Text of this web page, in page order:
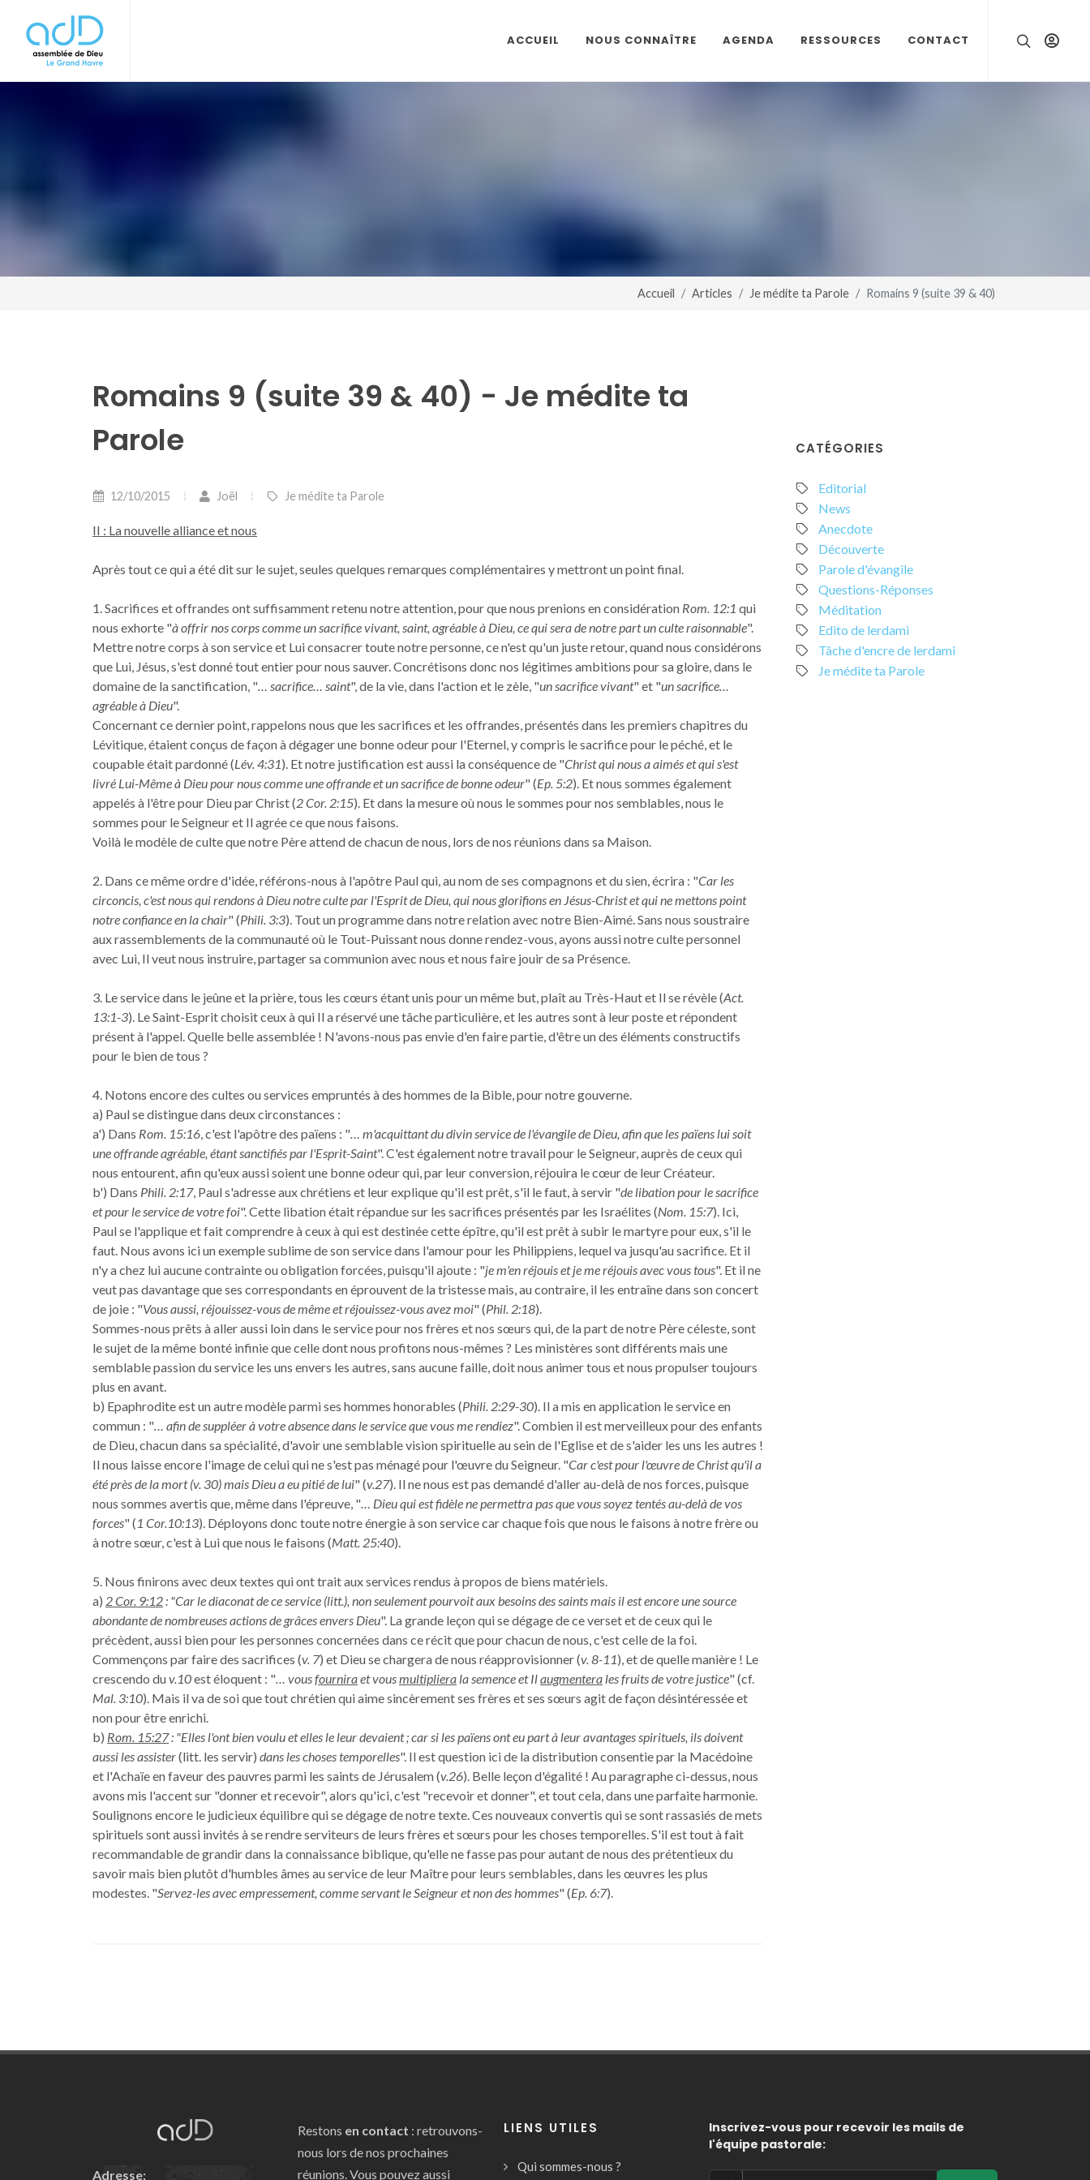
ACCUEIL NOUS CONNAÎTRE AGENDA RESSOURCES CONTACT
Accueil Articles Je médite ta Parole Romains 9 (suite 39 & 40)
Romains 9 (suite 39 & 40) - Je médite ta
Parole
12/10/2015 Joël Je médite ta Parole
II : La nouvelle alliance et nous
Après tout ce qui a été dit sur le sujet, seules quelques remarques complémentaires y mettront un point final.
1. Sacrifices et offrandes ont suffisamment retenu notre attention, pour que nous prenions en considération Rom. 12:1 qui
nous exhorte "à offrir nos corps comme un sacrifice vivant, saint, agréable à Dieu, ce qui sera de notre part un culte raisonnable".
Mettre notre corps à son service et Lui consacrer toute notre personne, ce n'est qu'un juste retour, quand nous considérons
que Lui, Jésus, s'est donné tout entier pour nous sauver. Concrétisons donc nos légitimes ambitions pour sa gloire, dans le
domaine de la sanctification, "… sacrifice… saint", de la vie, dans l'action et le zèle, "un sacrifice vivant" et "un sacrifice…
agréable à Dieu".
Concernant ce dernier point, rappelons nous que les sacrifices et les offrandes, présentés dans les premiers chapitres du
Lévitique, étaient conçus de façon à dégager une bonne odeur pour l'Eternel, y compris le sacrifice pour le péché, et le
coupable était pardonné (Lév. 4:31). Et notre justification est aussi la conséquence de "Christ qui nous a aimés et qui s'est
livré Lui-Même à Dieu pour nous comme une offrande et un sacrifice de bonne odeur" (Ep. 5:2). Et nous sommes également
appelés à l'être pour Dieu par Christ (2 Cor. 2:15). Et dans la mesure où nous le sommes pour nos semblables, nous le
sommes pour le Seigneur et Il agrée ce que nous faisons.
Voilà le modèle de culte que notre Père attend de chacun de nous, lors de nos réunions dans sa Maison.
2. Dans ce même ordre d'idée, référons-nous à l'apôtre Paul qui, au nom de ses compagnons et du sien, écrira : "Car les
circoncis, c'est nous qui rendons à Dieu notre culte par l'Esprit de Dieu, qui nous glorifions en Jésus-Christ et qui ne mettons point
notre confiance en la chair" (Phili. 3:3). Tout un programme dans notre relation avec notre Bien-Aimé. Sans nous soustraire
aux rassemblements de la communauté où le Tout-Puissant nous donne rendez-vous, ayons aussi notre culte personnel
avec Lui, Il veut nous instruire, partager sa communion avec nous et nous faire jouir de sa Présence.
3. Le service dans le jeûne et la prière, tous les cœurs étant unis pour un même but, plaît au Très-Haut et Il se révèle (Act.
13:1-3). Le Saint-Esprit choisit ceux à qui Il a réservé une tâche particulière, et les autres sont à leur poste et répondent
présent à l'appel. Quelle belle assemblée ! N'avons-nous pas envie d'en faire partie, d'être un des éléments constructifs
pour le bien de tous ?
4. Notons encore des cultes ou services empruntés à des hommes de la Bible, pour notre gouverne.
a) Paul se distingue dans deux circonstances :
a') Dans Rom. 15:16, c'est l'apôtre des païens : "… m'acquittant du divin service de l'évangile de Dieu, afin que les païens lui soit
une offrande agréable, étant sanctifiés par l'Esprit-Saint". C'est également notre travail pour le Seigneur, auprès de ceux qui
nous entourent, afin qu'eux aussi soient une bonne odeur qui, par leur conversion, réjouira le cœur de leur Créateur.
b') Dans Phili. 2:17, Paul s'adresse aux chrétiens et leur explique qu'il est prêt, s'il le faut, à servir "de libation pour le sacrifice
et pour le service de votre foi". Cette libation était répandue sur les sacrifices présentés par les Israélites (Nom. 15:7). Ici,
Paul se l'applique et fait comprendre à ceux à qui est destinée cette épître, qu'il est prêt à subir le martyre pour eux, s'il le
faut. Nous avons ici un exemple sublime de son service dans l'amour pour les Philippiens, lequel va jusqu'au sacrifice. Et il
n'y a chez lui aucune contrainte ou obligation forcées, puisqu'il ajoute : "je m'en réjouis et je me réjouis avec vous tous". Et il ne
veut pas davantage que ses correspondants en éprouvent de la tristesse mais, au contraire, il les entraîne dans son concert
de joie : "Vous aussi, réjouissez-vous de même et réjouissez-vous avez moi" (Phil. 2:18).
Sommes-nous prêts à aller aussi loin dans le service pour nos frères et nos sœurs qui, de la part de notre Père céleste, sont
le sujet de la même bonté infinie que celle dont nous profitons nous-mêmes ? Les ministères sont différents mais une
semblable passion du service les uns envers les autres, sans aucune faille, doit nous animer tous et nous propulser toujours
plus en avant.
b) Epaphrodite est un autre modèle parmi ses hommes honorables (Phili. 2:29-30). Il a mis en application le service en
commun : "… afin de suppléer à votre absence dans le service que vous me rendiez". Combien il est merveilleux pour des enfants
de Dieu, chacun dans sa spécialité, d'avoir une semblable vision spirituelle au sein de l'Eglise et de s'aider les uns les autres !
Il nous laisse encore l'image de celui qui ne s'est pas ménagé pour l'œuvre du Seigneur. "Car c'est pour l'œuvre de Christ qu'il a
été près de la mort (v. 30) mais Dieu a eu pitié de lui" (v.27). Il ne nous est pas demandé d'aller au-delà de nos forces, puisque
nous sommes avertis que, même dans l'épreuve, "… Dieu qui est fidèle ne permettra pas que vous soyez tentés au-delà de vos
forces" (1 Cor.10:13). Déployons donc toute notre énergie à son service car chaque fois que nous le faisons à notre frère ou
à notre sœur, c'est à Lui que nous le faisons (Matt. 25:40).
5. Nous finirons avec deux textes qui ont trait aux services rendus à propos de biens matériels.
a) 2 Cor. 9:12: "Car le diaconat de ce service (litt.), non seulement pourvoit aux besoins des saints mais il est encore une source
abondante de nombreuses actions de grâces envers Dieu". La grande leçon qui se dégage de ce verset et de ceux qui le
précèdent, aussi bien pour les personnes concernées dans ce récit que pour chacun de nous, c'est celle de la foi.
Commençons par faire des sacrifices (v. 7) et Dieu se chargera de nous réapprovisionner (v. 8-11), et de quelle manière ! Le
crescendo duv.10est éloquent : "… vousfourniraet vousmultipliera la semence et Ilaugmentera les fruits de votre justice" (cf.
Mal. 3:10). Mais il va de soi que tout chrétien qui aime sincèrement ses frères et ses sœurs agit de façon désintéressée et
non pour être enrichi.
b) Rom. 15:27: "Elles l'ont bien voulu et elles le leur devaient ; car si les païens ont eu part à leur avantages spirituels, ils doivent
aussi les assister(litt. les servir) dans les choses temporelles". Il est question ici de la distribution consentie par la Macédoine
et l'Achaïe en faveur des pauvres parmi les saints de Jérusalem (v.26). Belle leçon d'égalité ! Au paragraphe ci-dessus, nous
avons mis l'accent sur "donner et recevoir", alors qu'ici, c'est "recevoir et donner", et tout cela, dans une parfaite harmonie.
Soulignons encore le judicieux équilibre qui se dégage de notre texte. Ces nouveaux convertis qui se sont rassasiés de mets
spirituels sont aussi invités à se rendre serviteurs de leurs frères et sœurs pour les choses temporelles. S'il est tout à fait
recommandable de grandir dans la connaissance biblique, qu'elle ne fasse pas pour autant de nous des prétentieux du
savoir mais bien plutôt d'humbles âmes au service de leur Maître pour leurs semblables, dans les œuvres les plus
modestes. "Servez-les avec empressement, comme servant le Seigneur et non des hommes" (Ep. 6:7).
CATÉGORIES
Editorial
News
Anecdote
Découverte
Parole d'évangile
Questions-Réponses
Méditation
Edito de lerdami
Tâche d'encre de lerdami
Je médite ta Parole
Adresse:
Restons en contact : retrouvons-
nous lors de nos prochaines
réunions. Vous pouvez aussi
LIENS UTILES
Qui sommes-nous ?
Inscrivez-vous pour recevoir les mails de
l'équipe pastorale: